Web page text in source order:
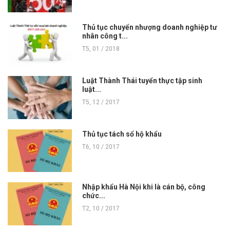
Thủ tục chuyển nhượng doanh nghiệp tư
nhân công t...
T5, 01 / 2018
Luật Thành Thái tuyển thực tập sinh
luật...
T5, 12 / 2017
Thủ tục tách sổ hộ khẩu
T6, 10 / 2017
Nhập khẩu Hà Nội khi là cán bộ, công
chức...
T2, 10 / 2017